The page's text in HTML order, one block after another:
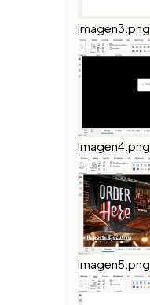
Imagen3.png
Imagen4.png
Imagen5.png